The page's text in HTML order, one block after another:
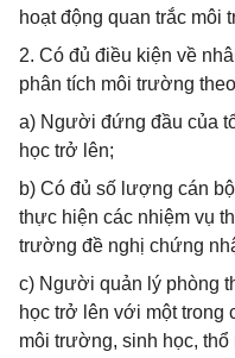
hoạt động quan trắc môi
2. Có đủ điều kiện về
phân tích môi trường
a) Người đứng đầu của
học trở lên;
b) Có đủ số lượng cán
thực hiện các nhiệm vụ
trường đề nghị chứng
c) Người quản lý phòng
học trở lên với một trong
môi trường, sinh học,